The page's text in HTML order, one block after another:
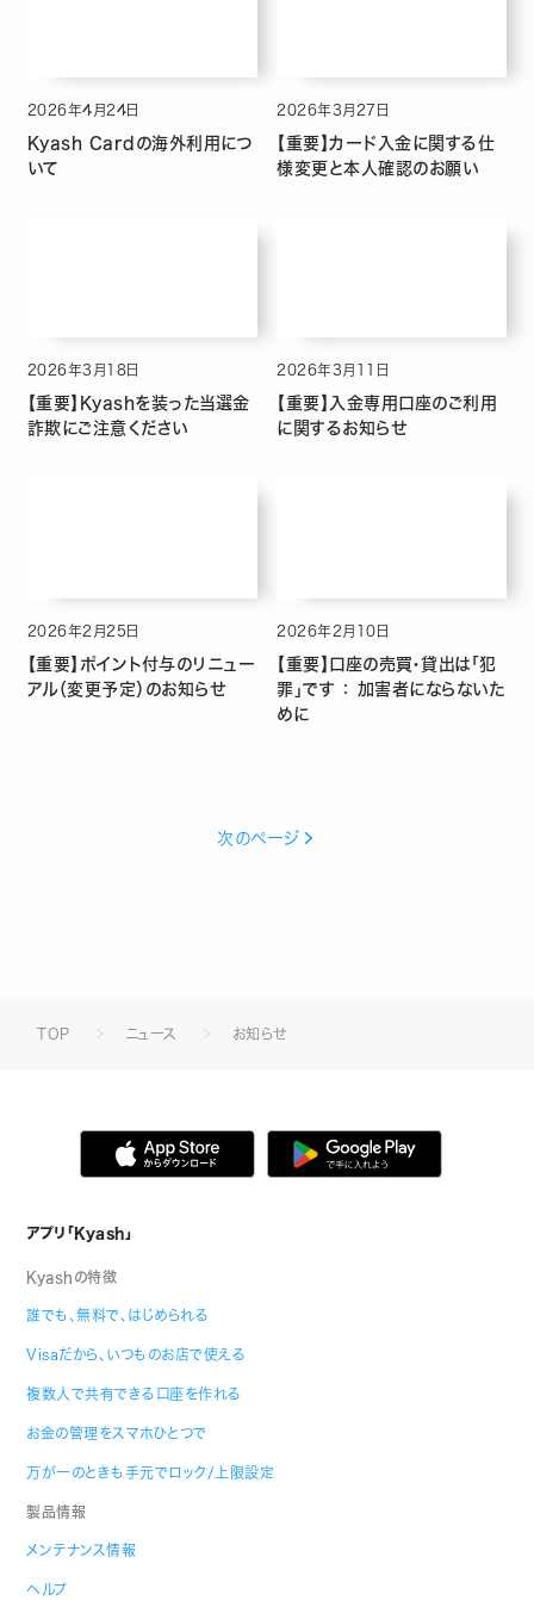
2026年4 月 24日
Kyash Cardの海外利用につ
いて
2026年3 月 27 日
【重要】カード入金に関する仕
様変更と本人確認のお願い
2026年3 月 18日
【重要】Kyashを装った当選金
詐欺にご注意ください
2026年3 月 日
【重要】入金専用口座のご利用
に関するお知らせ
2026年2 月 25日
【重要】ポイント付与のリニュー
アル（変更予定）のお知らせ
2026年2 月 10日
【重要】口座の売買・貸出は「犯
罪」です ： 加害者にならないた
めに
次のページ
TOP ニュース お知らせ
アプリ「Kyash」
Kyashの特徴
誰でも、無料で、はじめられる
Visaだから、いつものお店で使える
複数人で共有できる口座を作れる
お金の管理をスマホひとつで
万が一のときも手元でロック/上限設定
製品情報
メンテナンス情報
ヘルプ